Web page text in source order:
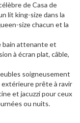
de Casa de
lit king-size dans la
size chacun et la
bain attenante et
à écran plat, câble,
soigneusement
prête à ravir
et jacuzzi pour ceux
ou nuits.